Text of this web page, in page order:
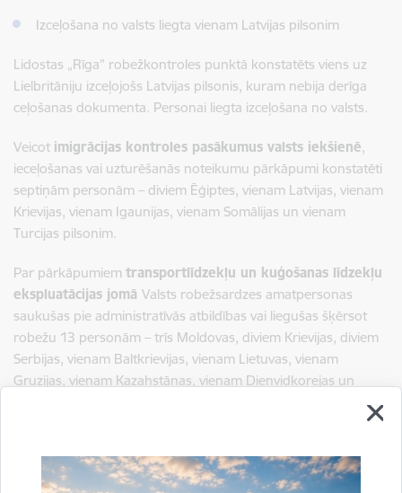
Izceļošana no valsts liegta vienam Latvijas pilsonim
Lidostas „Rīga” robežkontroles punktā konstatēts viens uz
Lielbritāniju izceļojošs Latvijas pilsonis, kuram nebija derīga
ceļošanas dokumenta. Personai liegta izceļošana no valsts.
Veicot imigrācijas kontroles pasākumus valsts iekšienē,
ieceļošanas vai uzturēšanās noteikumu pārkāpumi konstatēti
septiņām personām – diviem Ēģiptes, vienam Latvijas, vienam
Krievijas, vienam Igaunijas, vienam Somālijas un vienam
Turcijas pilsonim.
Par pārkāpumiem transportlīdzekļu un kuģošanas līdzekļu
ekspluatācijas jomā Valsts robežsardzes amatpersonas
saukušas pie administratīvās atbildības vai liegušas šķērsot
robežu 13 personām – trīs Moldovas, diviem Krievijas, diviem
Serbijas, vienam Baltkrievijas, vienam Lietuvas, vienam
Gruzijas, vienam Kazahstānas, vienam Dienvidkorejas un
Sagatavoja: